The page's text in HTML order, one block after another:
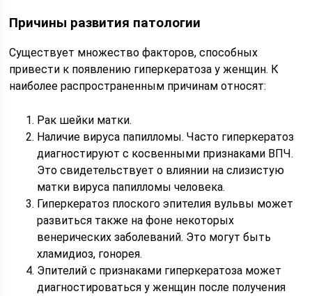
Причины развития патологии
Существует множество факторов, способных
привести к появлению гиперкератоза у женщин. К
наиболее распространенным причинам относят:
Рак шейки матки.
Наличие вируса папилломы. Часто гиперкератоз
диагностируют с косвенными признаками ВПЧ.
Это свидетельствует о влиянии на слизистую
матки вируса папилломы человека.
Гиперкератоз плоского эпителия вульвы может
развиться также на фоне некоторых
венерических заболеваний. Это могут быть
хламидиоз, гонорея.
Эпителий с признаками гиперкератоза может
диагностироваться у женщин после получения